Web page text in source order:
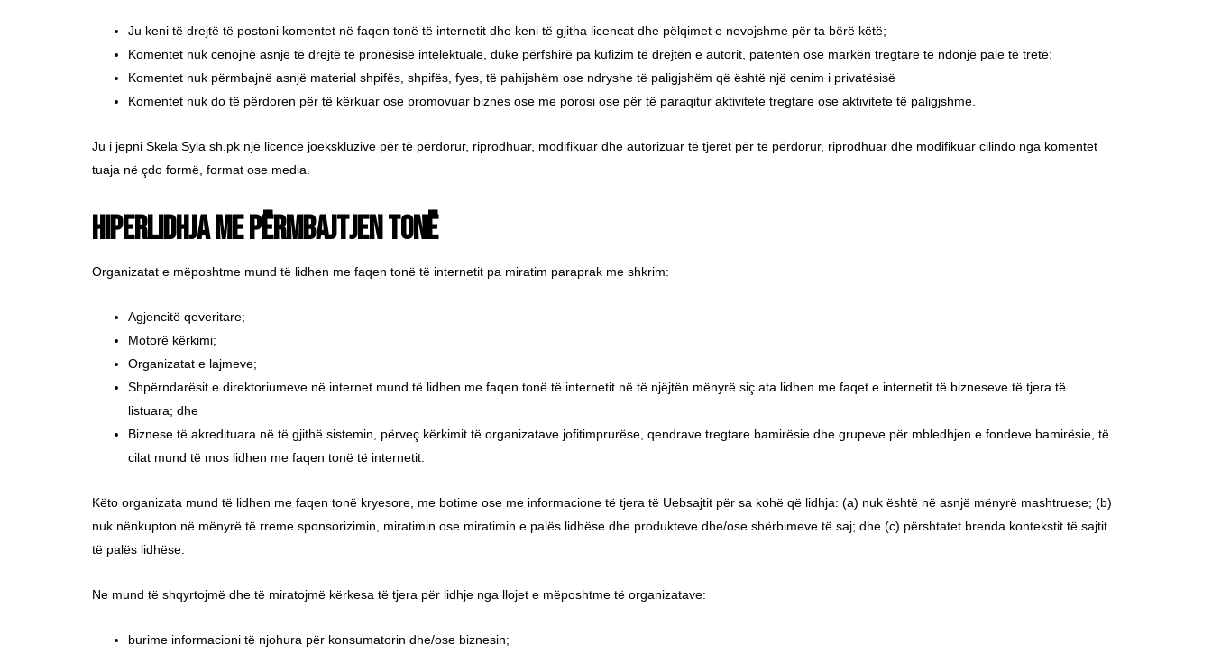
Ju keni të drejtë të postoni komentet në faqen tonë të internetit dhe keni të gjitha licencat dhe pëlqimet e nevojshme për ta bërë këtë;
Komentet nuk cenojnë asnjë të drejtë të pronësisë intelektuale, duke përfshirë pa kufizim të drejtën e autorit, patentën ose markën tregtare të ndonjë pale të tretë;
Komentet nuk përmbajnë asnjë material shpifës, shpifës, fyes, të pahijshëm ose ndryshe të paligjshëm që është një cenim i privatësisë
Komentet nuk do të përdoren për të kërkuar ose promovuar biznes ose me porosi ose për të paraqitur aktivitete tregtare ose aktivitete të paligjshme.
Ju i jepni Skela Syla sh.pk një licencë joekskluzive për të përdorur, riprodhuar, modifikuar dhe autorizuar të tjerët për të përdorur, riprodhuar dhe modifikuar cilindo nga komentet
tuaja në çdo formë, format ose media.
Hiperlidhja me përmbajtjen tonë
Organizatat e mëposhtme mund të lidhen me faqen tonë të internetit pa miratim paraprak me shkrim:
Agjencitë qeveritare;
Motorë kërkimi;
Organizatat e lajmeve;
Shpërndarësit e direktoriumeve në internet mund të lidhen me faqen tonë të internetit në të njëjtën mënyrë siç ata lidhen me faqet e internetit të bizneseve të tjera të
listuara; dhe
Biznese të akredituara në të gjithë sistemin, përveç kërkimit të organizatave jofitimprurëse, qendrave tregtare bamirësie dhe grupeve për mbledhjen e fondeve bamirësie, të
cilat mund të mos lidhen me faqen tonë të internetit.
Këto organizata mund të lidhen me faqen tonë kryesore, me botime ose me informacione të tjera të Uebsajtit për sa kohë që lidhja: (a) nuk është në asnjë mënyrë mashtruese; (b)
nuk nënkupton në mënyrë të rreme sponsorizimin, miratimin ose miratimin e palës lidhëse dhe produkteve dhe/ose shërbimeve të saj; dhe (c) përshtatet brenda kontekstit të sajtit
të palës lidhëse.
Ne mund të shqyrtojmë dhe të miratojmë kërkesa të tjera për lidhje nga llojet e mëposhtme të organizatave:
burime informacioni të njohura për konsumatorin dhe/ose biznesin;